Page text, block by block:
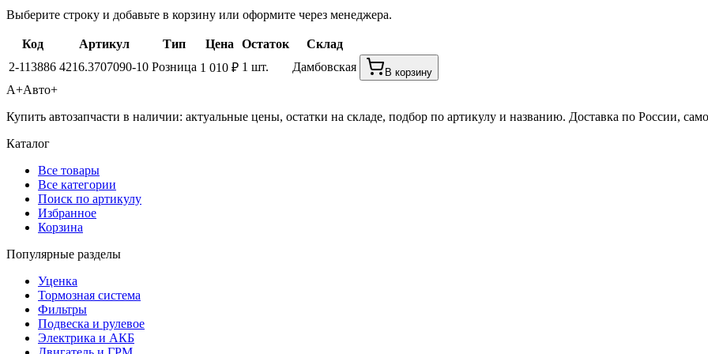
Выберите строку и добавьте в корзину или оформите через менеджера.
Код Артикул Тип Цена Остаток
Склад
2-113886 4216.3707090-10 Розница 1 010 ₽ 1 шт. Дамбовская В корзину
А+Авто+
Купить автозапчасти в наличии: актуальные цены, остатки на складе, подбор по артикулу и названию. Доставка по России,
Каталог
Все товары
Все категории
Поиск по артикулу
Избранное
Корзина
Популярные разделы
Уценка
Тормозная система
Фильтры
Подвеска и рулевое
Электрика и АКБ